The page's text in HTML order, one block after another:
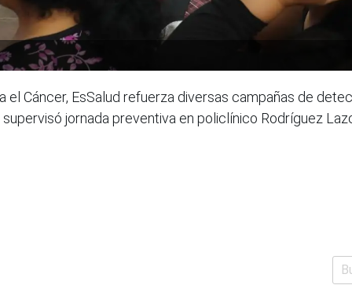
el Cáncer, EsSalud refuerza diversas campañas de
jornada preventiva en policlínico Rodríguez